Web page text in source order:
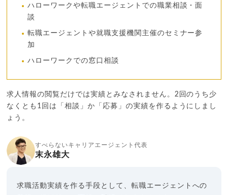
ハローワークや転職エージェントでの職業相談・面
談
転職エージェントや就職支援機関主催のセミナー参
加
ハローワークでの窓口相談
求人情報の閲覧だけでは実績とみなされません。2回のうち少
なくとも1回は「相談」か「応募」の実績を作るようにしまし
ょう。
すべらないキャリアエージェント代表
末永雄大
求職活動実績を作る手段として、転職エージェントへの